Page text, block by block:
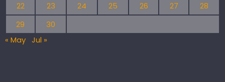
22
23 24 25 26 27
28
29
30
« May Jul »